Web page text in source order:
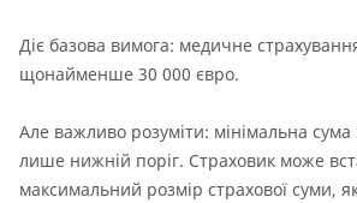
Діє базова вимога: медичне
щонайменше 30 000 євро.
Але важливо розуміти: мінімальна
лише нижній поріг. Страховик може
максимальний розмір страхової суми,